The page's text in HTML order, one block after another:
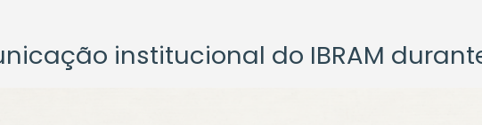
institucional do IBRAM